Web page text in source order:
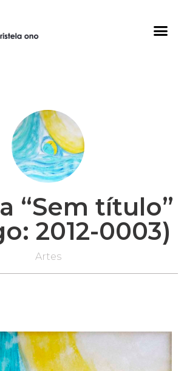
“Sem título”
2012-0003)
Artes